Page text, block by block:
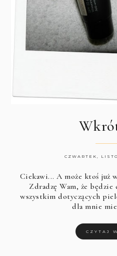
CZWARTEK,
Ciekawi... A może ktoś już
Zdradzę Wam, że będzie
wszystkim dotyczących
dla mnie
CZYTAJ